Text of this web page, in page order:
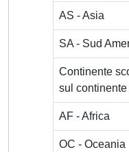
AS - Asia
SA - Sud
Continente
sul
AF - Africa
OC - Oceania